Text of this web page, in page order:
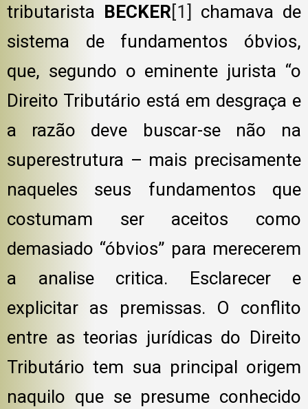
tributarista BECKER[1] chamava de
sistema de fundamentos óbvios,
que, segundo o eminente jurista “o
Direito Tributário está em desgraça e
a razão deve buscar-se não na
superestrutura – mais precisamente
naqueles seus fundamentos que
costumam ser aceitos como
demasiado “óbvios” para merecerem
a analise critica. Esclarecer e
explicitar as premissas. O conflito
entre as teorias jurídicas do Direito
Tributário tem sua principal origem
naquilo que se presume conhecido